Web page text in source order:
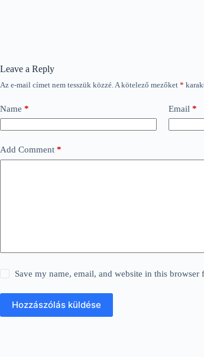
Leave a Reply
Az e-mail címet nem tesszük közzé. A kötelező mezőket *
Name * Email *
Add Comment *
Save my name, email, and website in this
Hozzászólás küldése